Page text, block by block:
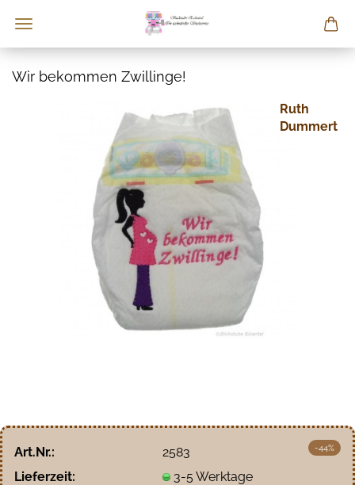
Wir bekommen Zwillinge!
Ruth
Dummert
-44%
Art.Nr.:
2583
Lieferzeit:
3-5 Werktage